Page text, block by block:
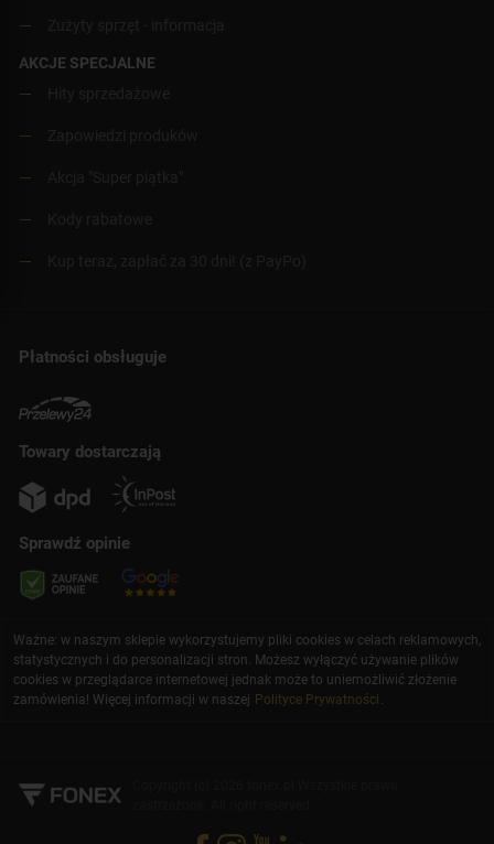
AKCJE SPECJALNE
Płatności obsługuje
Towary dostarczają
Sprawdź opinie
Ważne: w naszym sklepie wykorzystujemy pliki cookies w celach reklamowych,
statystycznych i do personalizacji stron. Możesz wyłączyć używanie plików
cookies w przeglądarce internetowej jednak może to uniemożliwić złożenie
zamówienia! Więcej informacji w naszej Polityce Prywatności